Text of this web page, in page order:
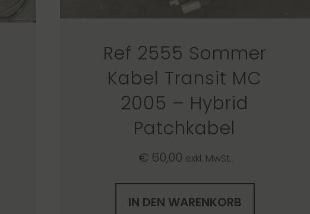
Ref 2555 Sommer
Kabel Transit MC
2005 – Hybrid
Patchkabel
€ 60,00 exkl. MwSt.
IN DEN WARENKORB